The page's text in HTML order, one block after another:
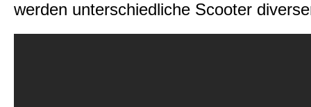
werden unterschiedliche Scooter